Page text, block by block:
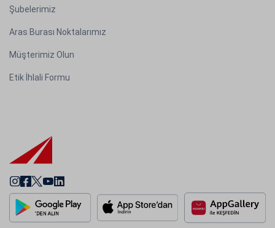
Şubelerimiz
Aras Burası Noktalarımız
Müşterimiz Olun
Etik İhlali Formu